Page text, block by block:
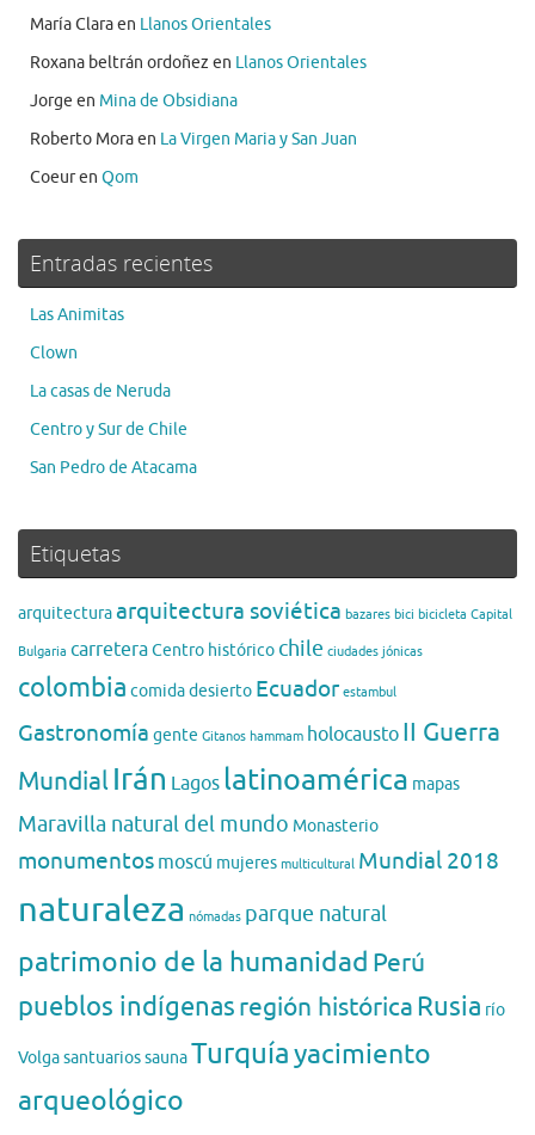
María Claraen Llanos Orientales
Roxana beltrán ordoñez en Llanos Orientales
Jorge en Mina de Obsidiana
Roberto Moraen La Virgen Maria y San Juan
Coeuren Qom
Entradas recientes
Las Animitas
Clown
La casas de Neruda
Centro y Sur de Chile
San Pedro de Atacama
Etiquetas
arquitecturaarquitectura soviética bazares bici bicicleta Capital
Bulgaria carreteraCentro histórico chile ciudades jónicas
colombia comidadesierto Ecuador estambul
Gastronomía gente Gitanos hammam holocausto II Guerra
MundialIrán Lagos latinoamérica mapas
Maravilla natural del mundo Monasterio
monumentos moscú mujeres multicultural Mundial 2018
naturaleza nómadas parque natural
patrimonio de la humanidad Perú
pueblos indígenasregión históricaRusia río
VolgasantuariossaunaTurquíayacimiento
arqueológico